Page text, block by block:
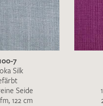
IHRE
Leider ist das
schreiben Sie
Wir arbeiten
7
Silk
Seide
122 cm